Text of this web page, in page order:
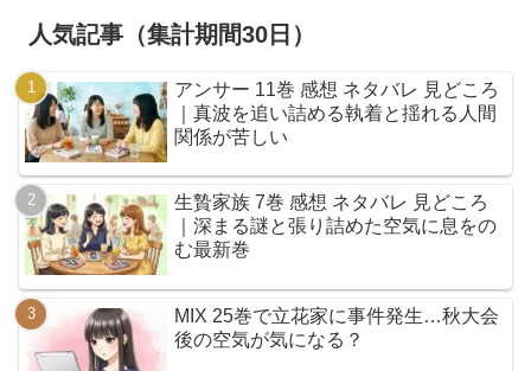
人気記事（集計期間30日）
アンサー 11巻 感想 ネタバレ 見どころ
｜真波を追い詰める執着と揺れる人間
関係が苦しい
生贄家族 7巻 感想 ネタバレ 見どころ
｜深まる謎と張り詰めた空気に息をの
む最新巻
MIX 25巻で立花家に事件発生…秋大会
後の空気が気になる？